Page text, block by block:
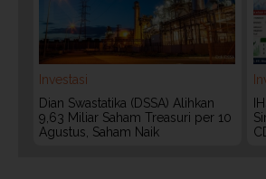
Investasi
Dian Swastatika (DSSA) Alihkan
9,63 Miliar Saham Treasuri per 10
Agustus, Saham Naik